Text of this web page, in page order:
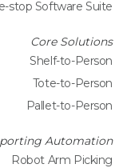
stop Software Suite
Core Solutions
Shelf-to-Person
Tote-to-Person
Pallet-to-Person
Automation
Robot Arm Picking